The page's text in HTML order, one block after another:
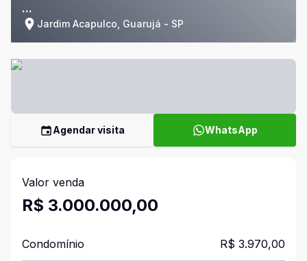
...
Jardim Acapulco, Guarujá - SP
Agendar visita WhatsApp
Valor venda
R$ 3.000.000,00
Condomínio R$ 3.970,00